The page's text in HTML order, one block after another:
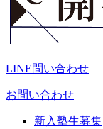
LINE問い合わせ
お問い合わせ
新入塾生募集